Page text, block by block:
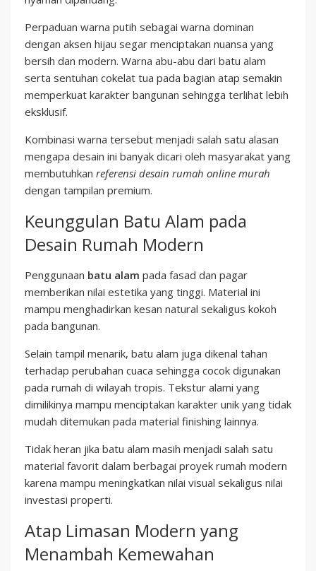
Perpaduan warna putih sebagai warna dominan
dengan aksen hijau segar menciptakan nuansa yang
bersih dan modern. Warna abu-abu dari batu alam
serta sentuhan cokelat tua pada bagian atap semakin
memperkuat karakter bangunan sehingga terlihat lebih
eksklusif.
Kombinasi warna tersebut menjadi salah satu alasan
mengapa desain ini banyak dicari oleh masyarakat yang
membutuhkan referensi desain rumah online murah
dengan tampilan premium.
Keunggulan Batu Alam pada
Desain Rumah Modern
Penggunaan batu alam pada fasad dan pagar
memberikan nilai estetika yang tinggi. Material ini
mampu menghadirkan kesan natural sekaligus kokoh
pada bangunan.
Selain tampil menarik, batu alam juga dikenal tahan
terhadap perubahan cuaca sehingga cocok digunakan
pada rumah di wilayah tropis. Tekstur alami yang
dimilikinya mampu menciptakan karakter unik yang tidak
mudah ditemukan pada material finishing lainnya.
Tidak heran jika batu alam masih menjadi salah satu
material favorit dalam berbagai proyek rumah modern
karena mampu meningkatkan nilai visual sekaligus nilai
investasi properti.
Atap Limasan Modern yang
Menambah Kemewahan